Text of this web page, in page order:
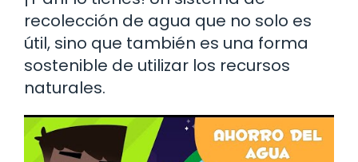
recolección de agua que no solo es
útil, sino que también es una forma
sostenible de utilizar los recursos
naturales.